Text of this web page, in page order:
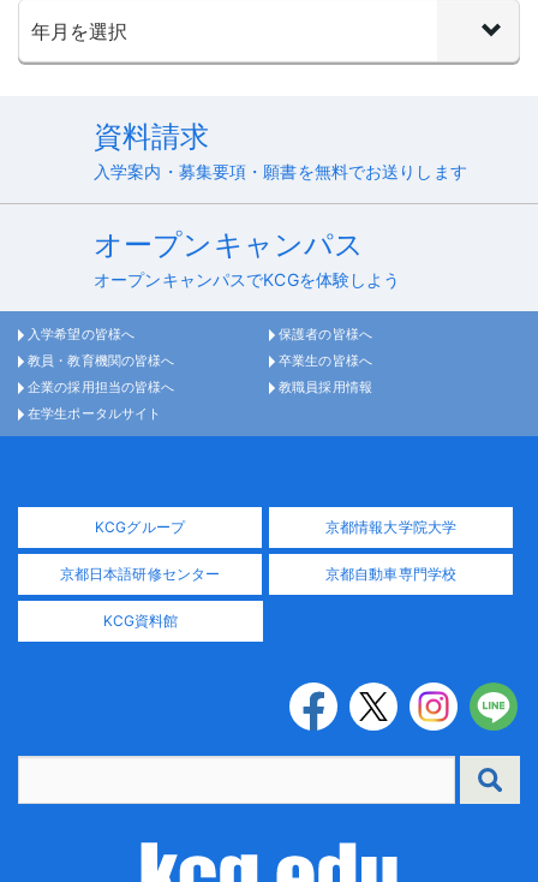
資料請求
入学案内・募集要項・願書を無料でお送りします
オープンキャンパス
オープンキャンパスでKCGを体験しよう
入学希望の皆様へ
保護者の皆様へ
教員・教育機関の皆様へ
卒業生の皆様へ
企業の採用担当の皆様へ
教職員採用情報
在学生ポータルサイト
KCGグループ 京都情報大学院大学
京都日本語研修センター 京都自動車専門学校
KCG資料館